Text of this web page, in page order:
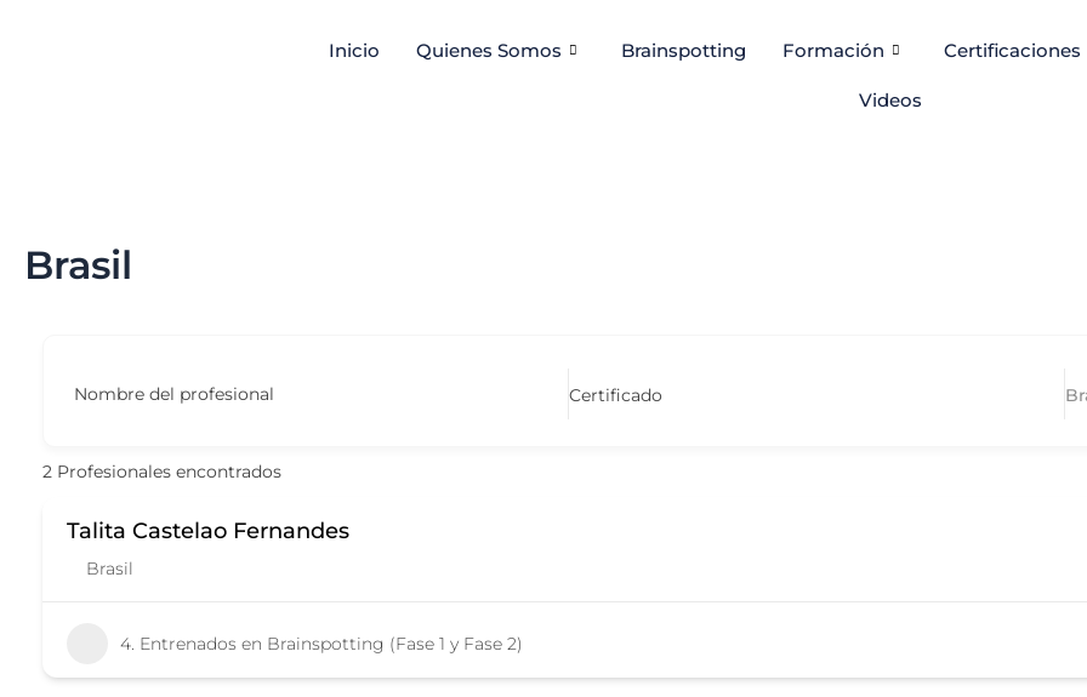
Inicio Quienes Somos Brainspotting Formación Certificaciones
Videos
Brasil
Nombre del profesional Certificado
2 Profesionales encontrados
Talita Castelao Fernandes
Brasil
4. Entrenados en Brainspotting (Fase 1 y Fase 2)